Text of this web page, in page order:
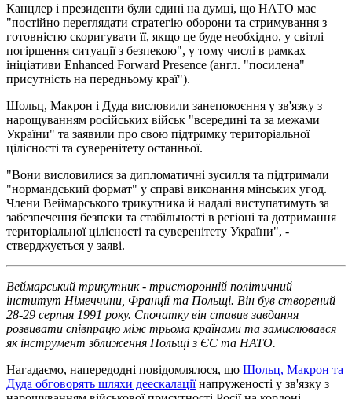
Канцлер і президенти були єдині на думці, що НАТО має
"постійно переглядати стратегію оборони та стримування з
готовністю скоригувати її, якщо це буде необхідно, у світлі
погіршення ситуації з безпекою", у тому числі в рамках
ініціативи Enhanced Forward Presence (англ. "посилена"
присутність на передньому краї").
Шольц, Макрон і Дуда висловили занепокоєння у зв'язку з
нарощуванням російських військ "всередині та за межами
України" та заявили про свою підтримку територіальної
цілісності та суверенітету останньої.
"Вони висловилися за дипломатичні зусилля та підтримали
"нормандський формат" у справі виконання мінських угод.
Члени Веймарського трикутника й надалі виступатимуть за
забезпечення безпеки та стабільності в регіоні та дотримання
територіальної цілісності та суверенітету України", -
стверджується у заяві.
Веймарський трикутник - тристоронній політичний
інститут Німеччини, Франції та Польщі. Він був створений
28-29 серпня 1991 року. Спочатку він ставив завдання
розвивати співпрацю між трьома країнами та замислювався
як інструмент зближення Польщі з ЄС та НАТО.
Нагадаємо, напередодні повідомлялося, що Шольц, Макрон та
Дуда обговорять шляхи деескалаціїнапруженості у зв'язку з